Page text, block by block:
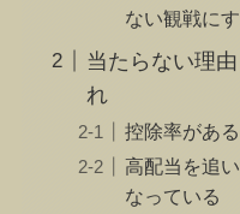
ない観戦に
当たらない理
れ
控除率があ
高配当を追
なっている